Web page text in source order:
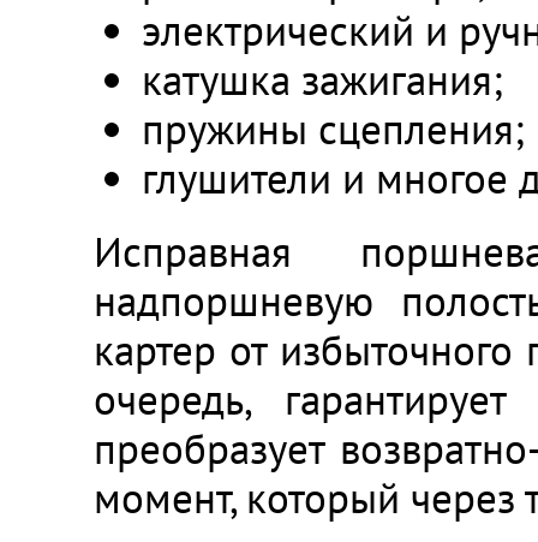
электрический и
катушка зажигания;
пружины сцепления;
глушители и многое
Исправная
надпоршневую
картер от
очередь,
преобразует
момент, который через